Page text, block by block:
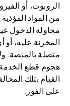
الروبوت، أو
من المواد
محاولة الدخول
المخزنة عليه، أو
متصلة بالمنصة.
هجوم قطع
القيام بتلك
على الفور.